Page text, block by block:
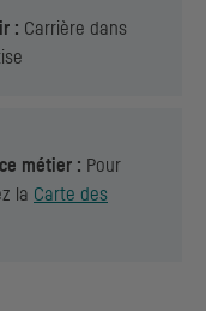
: Carrière dans
métier : Pour
la Carte des